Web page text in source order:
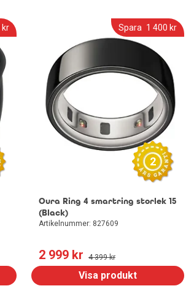
kr Spara 1 400 kr
2
Oura Ring 4 smartring storlek 15
(Black)
Artikelnummer: 827609
2 999 kr 4 399 kr
Visa produkt